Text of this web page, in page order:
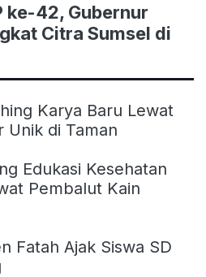
ke-42, Gubernur
Citra Sumsel di
Karya Baru Lewat
Unik di Taman
Edukasi Kesehatan
Pembalut Kain
Fatah Ajak Siswa SD